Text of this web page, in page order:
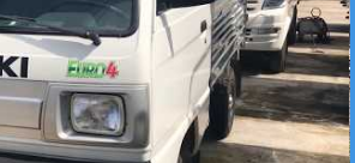
Xe tải Foton 990kg